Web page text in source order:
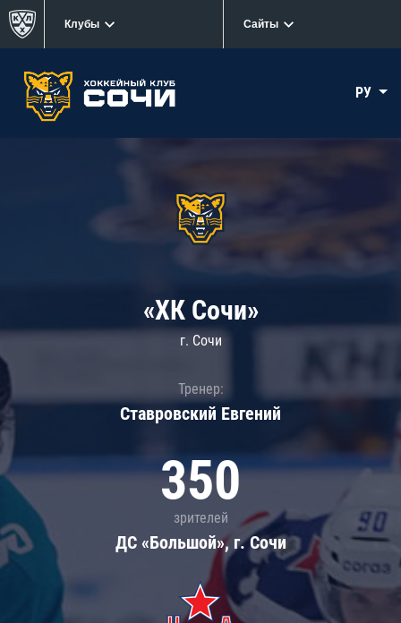
Клубы Сайты
РУ
«ХК Сочи»
г. Сочи
Тренер:
Ставровский Евгений
350
зрителей
ДС «Большой», г. Сочи